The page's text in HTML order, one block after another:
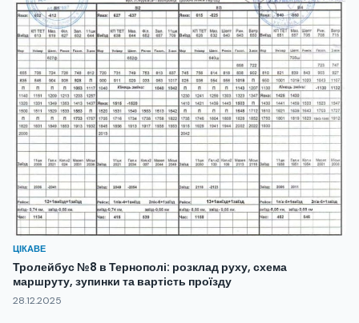
ЦІКАВЕ
Тролейбус №8 в Тернополі: розклад руху, схема
маршруту, зупинки та вартість проїзду
28.12.2025